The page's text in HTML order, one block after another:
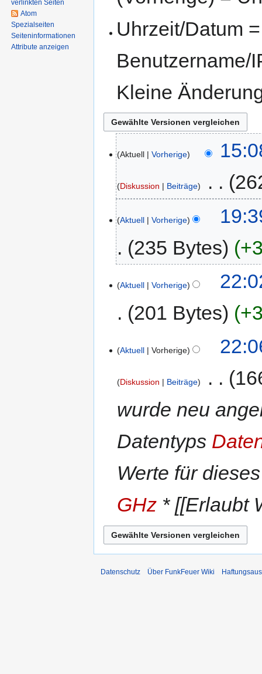
Uhrzeit/Datum
Benutzername/
Kleine
Aktuell Vorherige
Diskussion Beiträge
Aktuell Vorherige
235 Bytes
Aktuell Vorherige
201 Bytes
Aktuell Vorherige
Diskussion Beiträge
wurde neu
Datentyps
Werte für
GHz * [[Erlaubt
verlinkten Seiten
Atom
Spezialseiten
Seiten­informationen
Attribute anzeigen
Datenschutz Über FunkFeuer Wiki